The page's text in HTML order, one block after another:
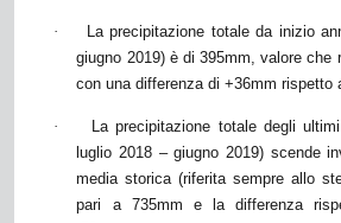
·
La precipitazione totale da inizio
giugno 2019) è di 395mm, valore che
con una differenza di +36mm rispetto
·
La precipitazione totale degli
luglio 2018 – giugno 2019) scende
media storica (riferita sempre allo
pari a 735mm e la differenza